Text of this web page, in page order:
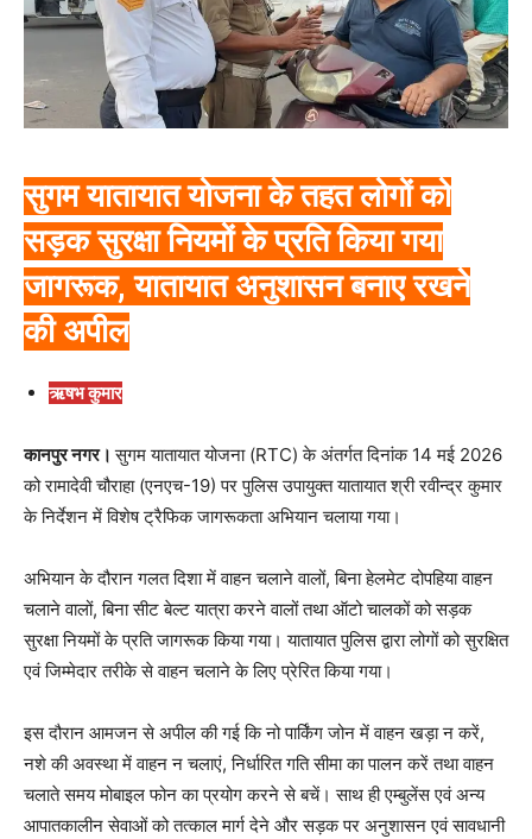
सुगम यातायात योजना के तहत लोगों को
सड़क सुरक्षा नियमों के प्रति किया गया
जागरूक, यातायात अनुशासन बनाए रखने
की अपील
ऋषभ कुमार
कानपुर नगर।सुगम यातायात योजना (RTC) के अंतर्गत दिनांक 14 मई 2026
को रामादेवी चौराहा (एनएच-19) पर पुलिस उपायुक्त यातायात श्री रवीन्द्र कुमार
के निर्देशन में विशेष ट्रैफिक जागरूकता अभियान चलाया गया।
अभियान के दौरान गलत दिशा में वाहन चलाने वालों, बिना हेलमेट दोपहिया वाहन
चलाने वालों, बिना सीट बेल्ट यात्रा करने वालों तथा ऑटो चालकों को सड़क
सुरक्षा नियमों के प्रति जागरूक किया गया। यातायात पुलिस द्वारा लोगों को सुरक्षित
एवं जिम्मेदार तरीके से वाहन चलाने के लिए प्रेरित किया गया।
इस दौरान आमजन से अपील की गई कि नो पार्किंग जोन में वाहन खड़ा न करें,
नशे की अवस्था में वाहन न चलाएं, निर्धारित गति सीमा का पालन करें तथा वाहन
चलाते समय मोबाइल फोन का प्रयोग करने से बचें। साथ ही एम्बुलेंस एवं अन्य
आपातकालीन सेवाओं को तत्काल मार्ग देने और सड़क पर अनुशासन एवं सावधानी